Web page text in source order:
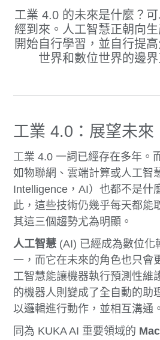
工業 4.0 的未來是什麼？
經到來。人工智慧正朝向
開始自行學習，並自行提
世界和數位世界的邊界
工業 4.0：展望未來
工業 4.0 一詞已經存在多年
如物聯網、雲端計算或人工智
Intelligence，AI）也都不是什
此，這些技術仍幾乎每天都能
其這三個趨勢尤為明顯。
人工智慧 (AI) 已經成為數位化
一，而它在未來的角色也只會
工智慧能讓機器執行預測性維
的機器人則變成了全自動的助
以邏輯進行動作，並相互溝通。
同為 KUKA AI 重要領域的